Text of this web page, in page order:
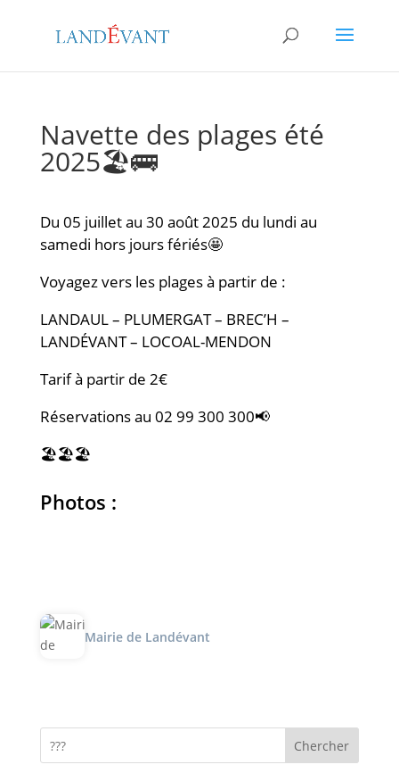
Navette des plages été
2025🏖️🚌
Du 05 juillet au 30 août 2025 du lundi au
samedi hors jours fériés🤩
Voyagez vers les plages à partir de :
LANDAUL – PLUMERGAT – BREC’H –
LANDÉVANT – LOCOAL-MENDON
Tarif à partir de 2€
Réservations au 02 99 300 300📢
🏖️🏖️🏖️
Photos :
Mairie de Landévant
Chercher